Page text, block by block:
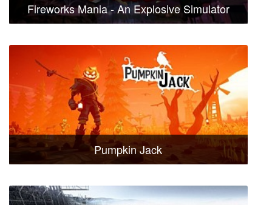
Fireworks Mania - An Explosive Simulator
Pumpkin Jack